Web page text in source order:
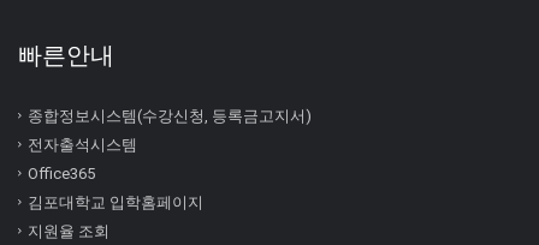
빠른안내
종합정보시스템(수강신청, 등록금고지서)
전자출석시스템
Office365
김포대학교 입학홈페이지
지원율 조회